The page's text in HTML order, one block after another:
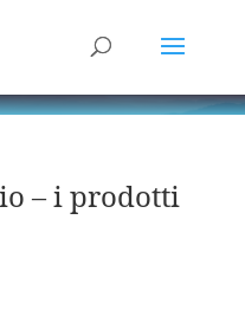
– i prodotti